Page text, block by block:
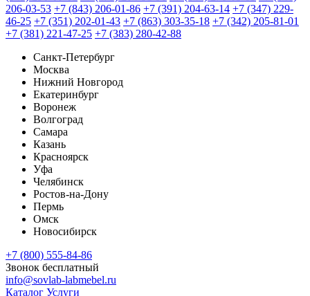
206-03-53 +7 (843) 206-01-86 +7 (391) 204-63-14 +7 (347) 229-
46-25 +7 (351) 202-01-43 +7 (863) 303-35-18 +7 (342) 205-81-01
+7 (381) 221-47-25 +7 (383) 280-42-88
Санкт-Петербург
Москва
Нижний Новгород
Екатеринбург
Воронеж
Волгоград
Самара
Казань
Красноярск
Уфа
Челябинск
Ростов-на-Дону
Пермь
Омск
Новосибирск
+7 (800) 555-84-86
Звонок бесплатный
info@sovlab-labmebel.ru
Каталог Услуги